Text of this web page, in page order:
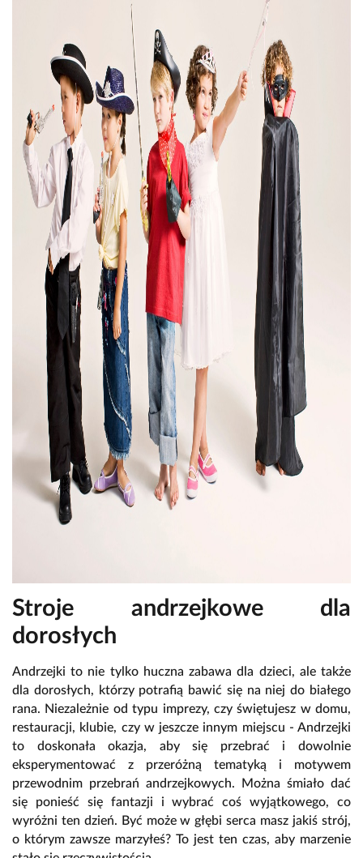
Stroje andrzejkowe dla
dorosłych
Andrzejki to nie tylko huczna zabawa dla dzieci, ale także
dla dorosłych, którzy potrafią bawić się na niej do białego
rana. Niezależnie od typu imprezy, czy świętujesz w domu,
restauracji, klubie, czy w jeszcze innym miejscu - Andrzejki
to doskonała okazja, aby się przebrać i dowolnie
eksperymentować z przeróżną tematyką i motywem
przewodnim przebrań andrzejkowych. Można śmiało dać
się ponieść się fantazji i wybrać coś wyjątkowego, co
wyróżni ten dzień. Być może w głębi serca masz jakiś strój,
o którym zawsze marzyłeś? To jest ten czas, aby marzenie